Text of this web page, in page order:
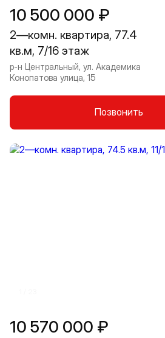
10 500 000 ₽
2—комн. квартира, 77.4
кв.м, 7/16 этаж
р-н Центральный, ул. Академика
Конопатова улица, 15
Позвонить
10 570 000 ₽